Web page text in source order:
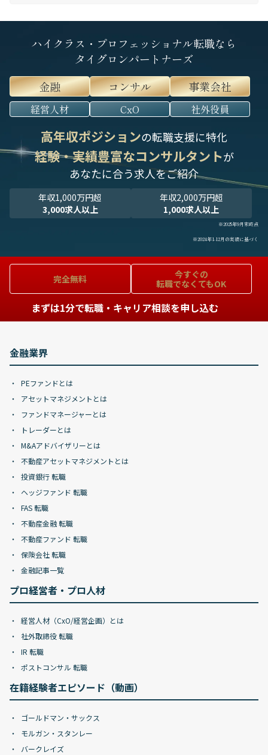
ハイクラス・プロフェッショナル転職なら
タイグロンパートナーズ
金融
コンサル 事業会社
経営人材 CxO 社外役員
高年収ポジションの転職支援に特化
経験・実績豊富なコンサルタントが
あなたに合う求人をご紹介
年収1,000万円超
3,000求人以上
年収2,000万円超
1,000求人以上
※2025年9月末時点
※2024年1-12月の実績に基づく
完全無料
今すぐの
転職でなくてもOK
まずは1分で転職・キャリア相談を申し込む
金融業界
PEファンドとは
アセットマネジメントとは
ファンドマネージャーとは
トレーダーとは
M&Aアドバイザリーとは
不動産アセットマネジメントとは
投資銀行 転職
ヘッジファンド 転職
FAS 転職
不動産金融 転職
不動産ファンド 転職
保険会社 転職
金融記事一覧
プロ経営者・プロ人材
経営人材（CxO/経営企画）とは
社外取締役 転職
IR 転職
ポストコンサル 転職
在籍経験者エピソード（動画）
ゴールドマン・サックス
モルガン・スタンレー
バークレイズ